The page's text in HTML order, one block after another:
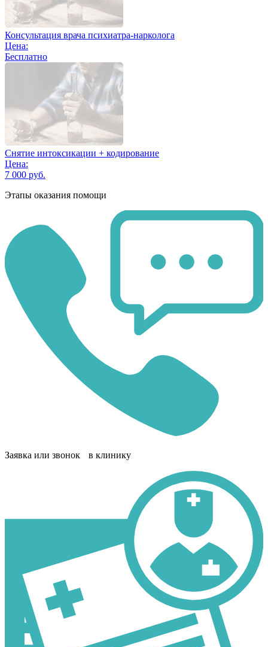
Консультация врача психиатра-нарколога
Цена:
Бесплатно
Снятие интоксикации + кодирование
Цена:
7 000 руб.
Этапы оказания помощи
Заявка или звонок в клинику